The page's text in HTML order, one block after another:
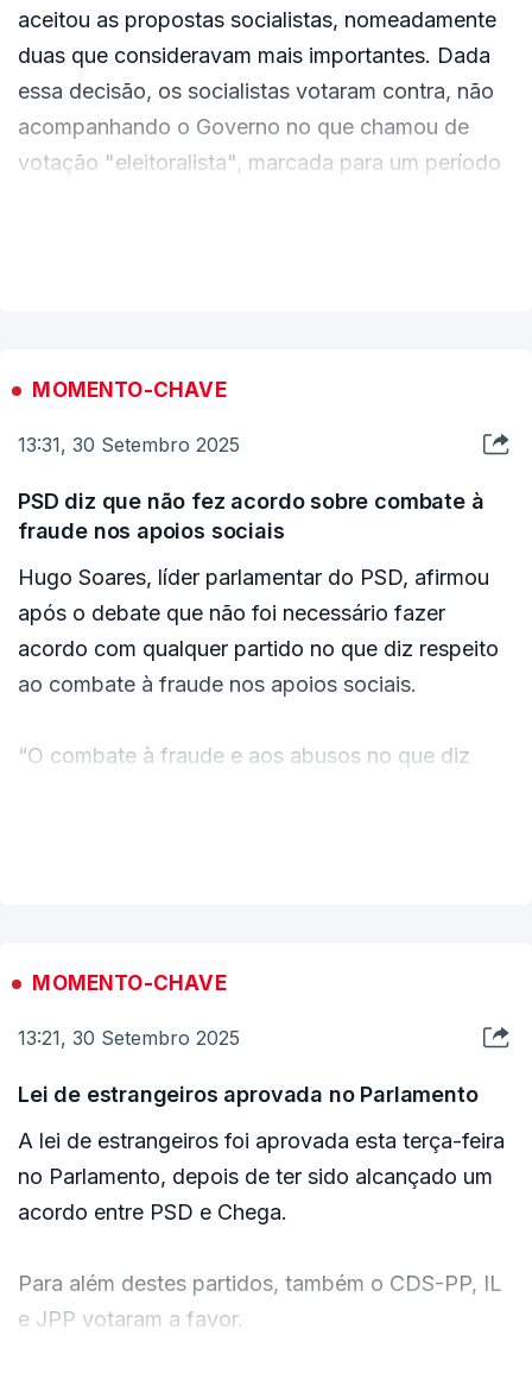
ERRO 100
ERROR ON HTML5 MEDIA ELEMENT
ESTE CONTEÚDO ESTÁ NESTE MOMENTO
aceitou as propostas socialistas, nomeadamente
duas que consideravam mais importantes. Dada
essa decisão, os socialistas votaram contra, não
acompanhando o Governo no que chamou de
votação "eleitoralista", marcada para um período
ESTE CONTEÚDO ESTÁ NESTE MOMENTO
Considerou que o Governo "fez mal" em avançar
com a votação destas alterações dizendo que a
economia se vai ressentir desta decisão.
MOMENTO-CHAVE
13:31, 30 Setembro 2025
PSD diz que não fez acordo sobre combate à
fraude nos apoios sociais
Hugo Soares, líder parlamentar do PSD, afirmou
após o debate que não foi necessário fazer
acordo com qualquer partido no que diz respeito
ao combate à fraude nos apoios sociais.
“O combate à fraude e aos abusos no que diz
combate ao abuso e à fraude, o PSD e o Governo
sejam atribuídas a quem delas precisa”.
Hugo Soares falou ainda numa “porta aberta”
para aprimorar os mecanismos de combate à
sociais”.
MOMENTO-CHAVE
13:21, 30 Setembro 2025
Lei de estrangeiros aprovada no Parlamento
A lei de estrangeiros foi aprovada esta terça-feira
no Parlamento, depois de ter sido alcançado um
acordo entre PSD e Chega.
Para além destes partidos, também o CDS-PP, IL
e JPP votaram a favor.